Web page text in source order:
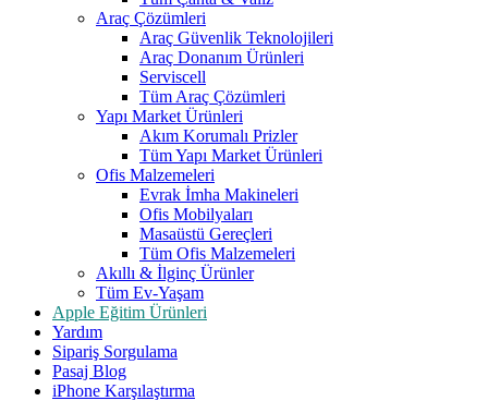
Araç Çözümleri
Araç Güvenlik Teknolojileri
Araç Donanım Ürünleri
Serviscell
Tüm Araç Çözümleri
Yapı Market Ürünleri
Akım Korumalı Prizler
Tüm Yapı Market Ürünleri
Ofis Malzemeleri
Evrak İmha Makineleri
Ofis Mobilyaları
Masaüstü Gereçleri
Tüm Ofis Malzemeleri
Akıllı & İlginç Ürünler
Tüm Ev-Yaşam
Apple Eğitim Ürünleri
Yardım
Sipariş Sorgulama
Pasaj Blog
iPhone Karşılaştırma